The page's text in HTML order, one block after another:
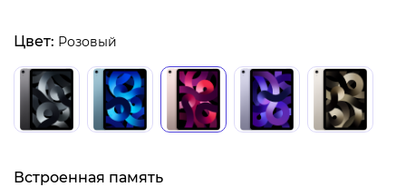
Цвет: Розовый
Встроенная память